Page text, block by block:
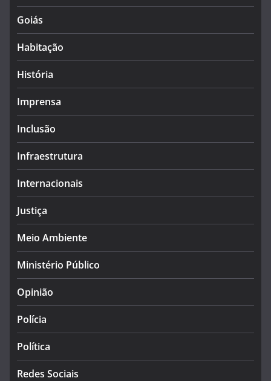
Goiás
Habitação
História
Imprensa
Inclusão
Infraestrutura
Internacionais
Justiça
Meio Ambiente
Ministério Público
Opinião
Polícia
Política
Redes Sociais